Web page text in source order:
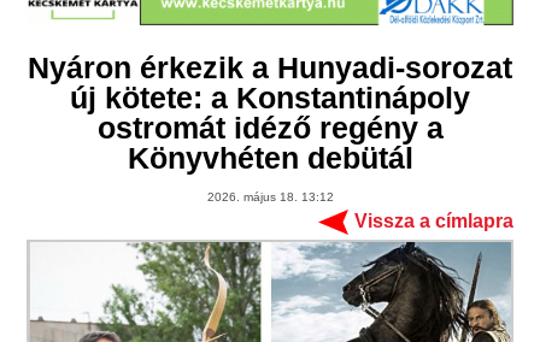
Nyáron érkezik a Hunyadi-sorozat
új kötete: a Konstantinápoly
ostromát idéző regény a
Könyvhéten debütál
2026. május 18. 13:12
Vissza a címlapra